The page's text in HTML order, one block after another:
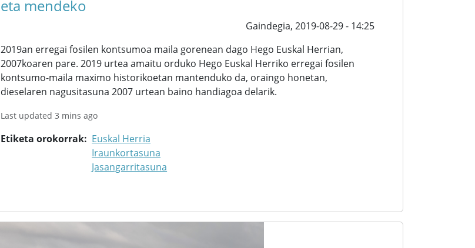
eta mendeko
Gaindegia, 2019-08-29 - 14:25
2019an erregai fosilen kontsumoa maila gorenean dago Hego Euskal Herrian,
2007koaren pare. 2019 urtea amaitu orduko Hego Euskal Herriko erregai fosilen
kontsumo-maila maximo historikoetan mantenduko da, oraingo honetan,
dieselaren nagusitasuna 2007 urtean baino handiagoa delarik.
Last updated 3 mins ago
Etiketa orokorrak
Euskal Herria
Iraunkortasuna
Jasangarritasuna